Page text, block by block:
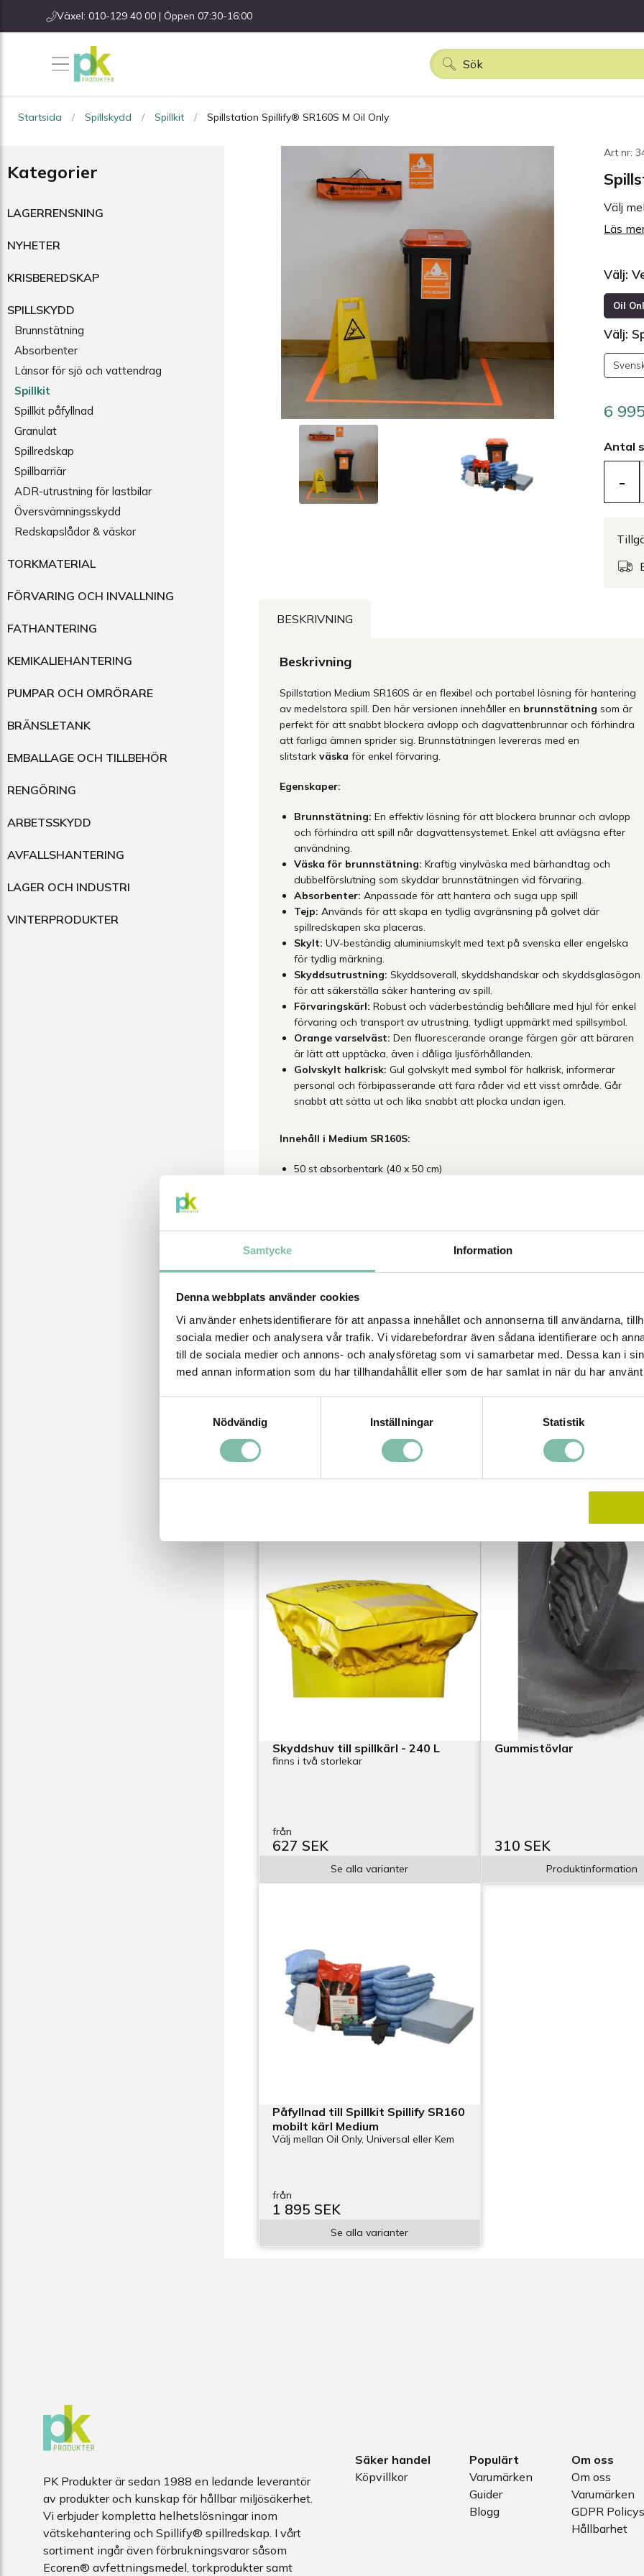
Samtycke Information
Denna webbplats använder cookies
Vi använder enhetsidentifierare för att anpassa innehållet och annonserna till användarna,
sociala medier och analysera vår trafik. Vi vidarebefordrar även sådana identifierare och
till de sociala medier och annons- och analysföretag som vi samarbetar med. Dessa kan i
med annan information som du har tillhandahållit eller som de har samlat in när du har
Nödvändig
Inställningar Statistik
Växel: 010-129 40 00 | Öppen 07:30-16:00
Startsida Spillskydd Spillkit Spillstation Spillify® SR160S M Oil Only
Kategorier
LAGERRENSNING
NYHETER
KRISBEREDSKAP
SPILLSKYDD
Brunnstätning
Absorbenter
Länsor för sjö och vattendrag
Spillkit
Spillkit påfyllnad
Granulat
Spillredskap
Spillbarriär
ADR-utrustning för lastbilar
Översvämningsskydd
Redskapslådor & väskor
TORKMATERIAL
FÖRVARING OCH INVALLNING
FATHANTERING
KEMIKALIEHANTERING
PUMPAR OCH OMRÖRARE
BRÄNSLETANK
EMBALLAGE OCH TILLBEHÖR
RENGÖRING
ARBETSSKYDD
AVFALLSHANTERING
LAGER OCH INDUSTRI
VINTERPRODUKTER
Art nr:
Välj
Läs
Välj:
Oil
Välj:
6
Antal
-
BESKRIVNING
Beskrivning
Spillstation Medium SR160S är en flexibel och portabel lösning för hantering
av medelstora spill. Den här versionen innehåller en brunnstätning som är
perfekt för att snabbt blockera avlopp och dagvattenbrunnar och förhindra
att farliga ämnen sprider sig. Brunnstätningen levereras med en
slitstark väska för enkel förvaring.
Egenskaper:
Brunnstätning: En effektiv lösning för att blockera brunnar och avlopp
och förhindra att spill når dagvattensystemet. Enkel att avlägsna efter
användning.
Väska för brunnstätning: Kraftig vinylväska med bärhandtag och
dubbelförslutning som skyddar brunnstätningen vid förvaring.
Absorbenter: Anpassade för att hantera och suga upp spill
Tejp: Används för att skapa en tydlig avgränsning på golvet där
spillredskapen ska placeras.
Skylt: UV-beständig aluminiumskylt med text på svenska eller engelska
för tydlig märkning.
Skyddsutrustning: Skyddsoverall, skyddshandskar och skyddsglasögon
för att säkerställa säker hantering av spill.
Förvaringskärl: Robust och väderbeständig behållare med hjul för enkel
förvaring och transport av utrustning, tydligt uppmärkt med spillsymbol.
Orange varselväst: Den fluorescerande orange färgen gör att bäraren
är lätt att upptäcka, även i dåliga ljusförhållanden.
Golvskylt halkrisk: Gul golvskylt med symbol för halkrisk, informerar
personal och förbipasserande att fara råder vid ett visst område. Går
snabbt att sätta ut och lika snabbt att plocka undan igen.
Innehåll i Medium SR160S:
50 st absorbentark (40 x 50 cm)
1 st skyddsoverall, skyddsglasögon och handskar
1 st brunnstätning med tillhörande väska
1 rulle tejp, 15 m x 50 mm, för markering av spillredskapens plats
"SPILL EQUIPMENT"
1 st orange varselväst
1 st golvskylt med symbol för halkrisk
Ring oss
Skyddshuv till spillkärl - 240 L
finns i två storlekar
från
627 SEK
Se alla varianter
Gummistövlar
310 SEK
Produktinformation
Påfyllnad till Spillkit Spillify SR160
mobilt kärl Medium
Välj mellan Oil Only, Universal eller Kem
från
1 895 SEK
Se alla varianter
PK Produkter är sedan 1988 en ledande leverantör
av produkter och kunskap för hållbar miljösäkerhet.
Vi erbjuder kompletta helhetslösningar inom
vätskehantering och Spillify® spillredskap. I vårt
sortiment ingår även förbrukningsvaror såsom
Ecoren® avfettningsmedel, torkprodukter samt
Säker handel
Köpvillkor
Populärt
Varumärken
Guider
Blogg
Om oss
Om oss
Varumärken
GDPR Policys
Hållbarhet